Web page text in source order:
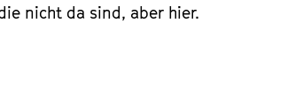
nicht da sind, aber hier.